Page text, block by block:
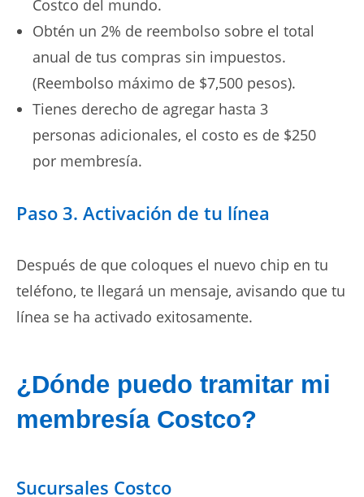
Costco del mundo.
Obtén un 2% de reembolso sobre el total
anual de tus compras sin impuestos.
(Reembolso máximo de $7,500 pesos).
Tienes derecho de agregar hasta 3
personas adicionales, el costo es de $250
por membresía.
Paso 3. Activación de tu línea
Después de que coloques el nuevo chip en tu
teléfono, te llegará un mensaje, avisando que tu
línea se ha activado exitosamente.
¿Dónde puedo tramitar mi
membresía Costco?
Sucursales Costco